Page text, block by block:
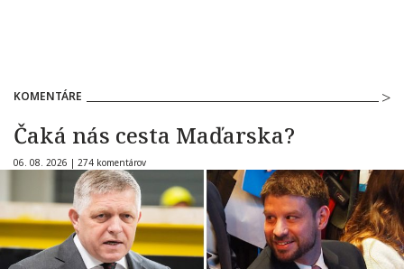
KOMENTÁRE
Čaká nás cesta Maďarska?
06. 08. 2026 | 274 komentárov